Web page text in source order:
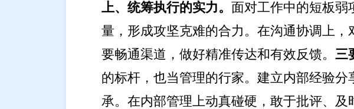
上、统筹执行的实力。 面对工作中的短板弱
量，形成攻坚克难的合力。在沟通协调上
要畅通渠道，做好精准传达和有效反馈。 三
的标杆，也当管理的行家。建立内部经验
承。在内部管理上动真碰硬，敢于批评、及